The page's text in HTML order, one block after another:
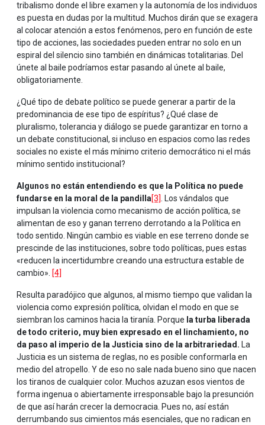
tribalismo donde el libre examen y la autonomía de los individuos
es puesta en dudas por la multitud. Muchos dirán que se exagera
al colocar atención a estos fenómenos, pero en función de este
tipo de acciones, las sociedades pueden entrar no solo en un
espiral del silencio sino también en dinámicas totalitarias. Del
únete al baile podríamos estar pasando al únete al baile,
obligatoriamente.
¿Qué tipo de debate político se puede generar a partir de la
predominancia de ese tipo de espíritus? ¿Qué clase de
pluralismo, tolerancia y diálogo se puede garantizar en torno a
un debate constitucional, si incluso en espacios como las redes
sociales no existe el más mínimo criterio democrático ni el más
mínimo sentido institucional?
Algunos no están entendiendo es que la Política no puede
fundarse en la moral de la pandilla[3]
. Los vándalos que
impulsan la violencia como mecanismo de acción política, se
alimentan de eso y ganan terreno derrotando a la Política en
todo sentido. Ningún cambio es viable en ese terreno donde se
prescinde de las instituciones, sobre todo políticas, pues estas
«reducen la incertidumbre creando una estructura estable de
cambio». [4]
Resulta paradójico que algunos, al mismo tiempo que validan la
violencia como expresión política, olvidan el modo en que se
siembran los caminos hacia la tiranía. Porque la turba liberada
de todo criterio, muy bien expresado en el linchamiento, no
da paso al imperio de la Justicia sino de la arbitrariedad. La
Justicia es un sistema de reglas, no es posible conformarla en
medio del atropello. Y de eso no sale nada bueno sino que nacen
los tiranos de cualquier color. Muchos azuzan esos vientos de
forma ingenua o abiertamente irresponsable bajo la presunción
de que así harán crecer la democracia. Pues no, así están
derrumbando sus cimientos más esenciales, que no radican en